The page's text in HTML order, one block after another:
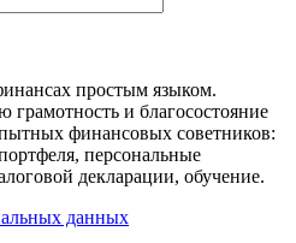
простым языком.
и благосостояние
финансовых советников:
персональные
декларации, обучение.
данных